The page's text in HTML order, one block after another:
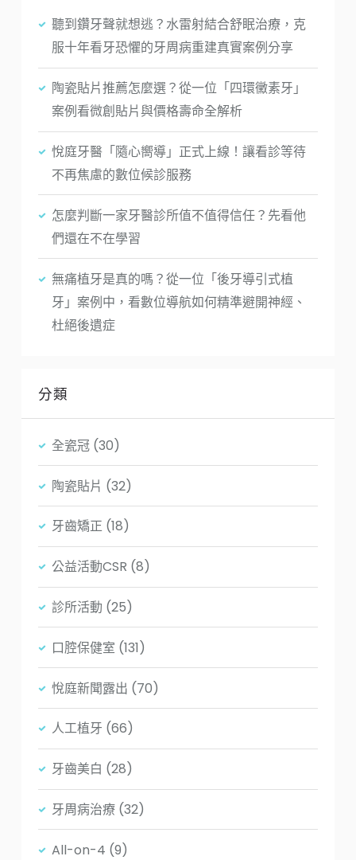
聽到鑽牙聲就想逃？水雷射結合舒眠治療，克
服十年看牙恐懼的牙周病重建真實案例分享
陶瓷貼片推薦怎麼選？從一位「四環黴素牙」
案例看微創貼片與價格壽命全解析
悅庭牙醫「隨心嚮導」正式上線！讓看診等待
不再焦慮的數位候診服務
怎麼判斷一家牙醫診所值不值得信任？先看他
們還在不在學習
無痛植牙是真的嗎？從一位「後牙導引式植
牙」案例中，看數位導航如何精準避開神經、
杜絕後遺症
分類
全瓷冠 (30)
陶瓷貼片 (32)
牙齒矯正 (18)
公益活動CSR (8)
診所活動 (25)
口腔保健室 (131)
悅庭新聞露出 (70)
人工植牙 (66)
牙齒美白 (28)
牙周病治療 (32)
All-on-4 (9)